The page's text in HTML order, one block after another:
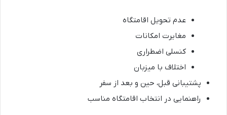
عدم تحویل اقامتگاه
مغایرت امکانات
کنسلی اضطراری
اختلاف با میزبان
پشتیبانی قبل، حین و بعد از سفر
راهنمایی در انتخاب اقامتگاه مناسب